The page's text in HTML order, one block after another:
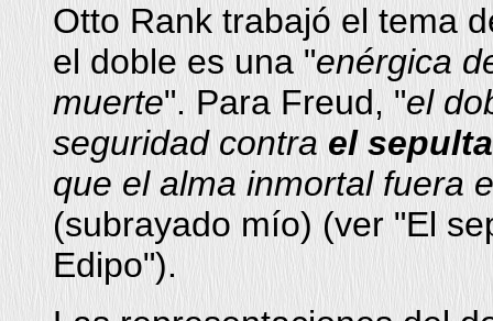
Otto Rank trabajó el tema
el doble es una "enérgica
muerte". Para Freud, "el
seguridad contrael
que el alma inmortal fuera
(subrayado mío) (ver "El
Edipo").